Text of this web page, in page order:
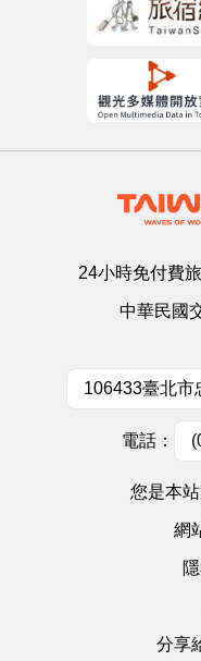
24小時免付費
中華民國
106433臺北市
電話：
您是本
網
分享